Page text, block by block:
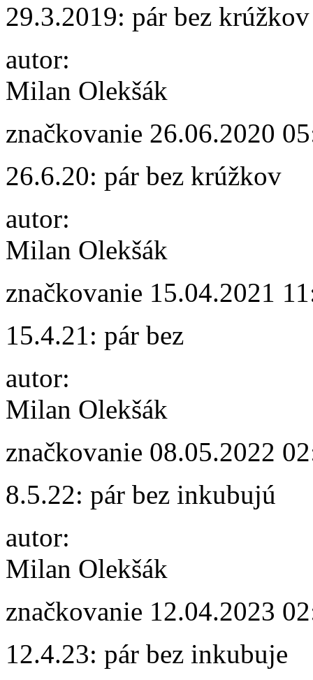
29.3.2019: pár bez krúžkov
autor:
Milan Olekšák
značkovanie 26.06.2020
26.6.20: pár bez krúžkov
autor:
Milan Olekšák
značkovanie 15.04.2021
15.4.21: pár bez
autor:
Milan Olekšák
značkovanie 08.05.2022
8.5.22: pár bez inkubujú
autor:
Milan Olekšák
značkovanie 12.04.2023
12.4.23: pár bez inkubuje